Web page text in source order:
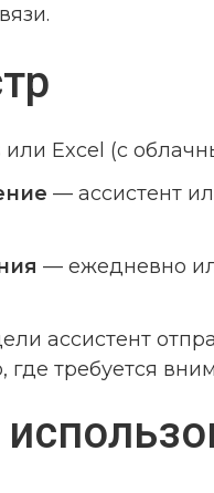
Excel (с
— ассистент
— ежедневно
ассистент
где требуется